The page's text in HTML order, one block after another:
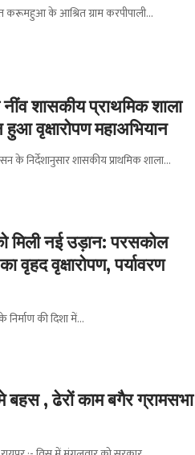
करूमहुआ के आश्रित ग्राम करपीपाली…
शासकीय प्राथमिक शाला
वृक्षारोपण महाअभियान
के निर्देशानुसार शासकीय प्राथमिक शाला…
मिली नई उड़ान: परसकोल
वृहद वृक्षारोपण, पर्यावरण
की दिशा में…
बहस , ढेरों काम बगैर ग्रामसभा